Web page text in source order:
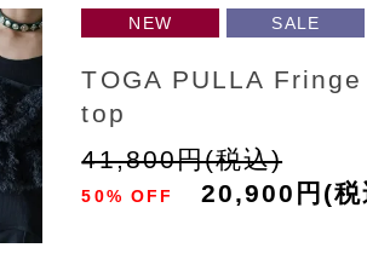
NEW SALE
TOGA PULLA
top
41,800円(税込)
50% OFF 20,900円(